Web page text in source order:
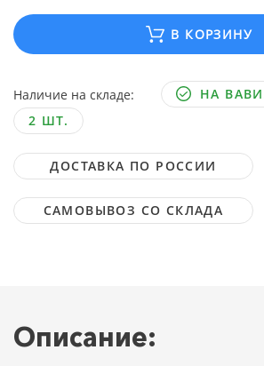
В КОРЗИНУ
Наличие на складе:
НА
2 ШТ.
ДОСТАВКА ПО РОССИИ
САМОВЫВОЗ СО СКЛАДА
Описание: